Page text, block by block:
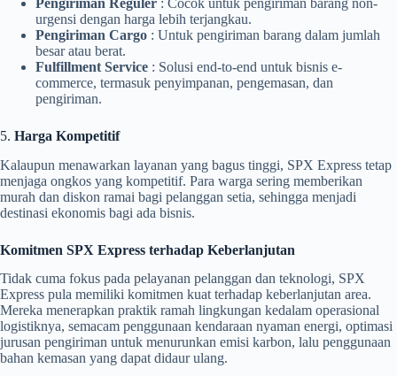
urgensi dengan harga lebih terjangkau.
Pengiriman Cargo : Untuk pengiriman barang dalam jumlah
besar atau berat.
Fulfillment Service : Solusi end-to-end untuk bisnis e-
commerce, termasuk penyimpanan, pengemasan, dan
pengiriman.
5. Harga Kompetitif
Kalaupun menawarkan layanan yang bagus tinggi, SPX Express tetap
menjaga ongkos yang kompetitif. Para warga sering memberikan
murah dan diskon ramai bagi pelanggan setia, sehingga menjadi
destinasi ekonomis bagi ada bisnis.
Komitmen SPX Express terhadap Keberlanjutan
Tidak cuma fokus pada pelayanan pelanggan dan teknologi, SPX
Express pula memiliki komitmen kuat terhadap keberlanjutan area.
Mereka menerapkan praktik ramah lingkungan kedalam operasional
logistiknya, semacam penggunaan kendaraan nyaman energi, optimasi
jurusan pengiriman untuk menurunkan emisi karbon, lalu penggunaan
bahan kemasan yang dapat didaur ulang.